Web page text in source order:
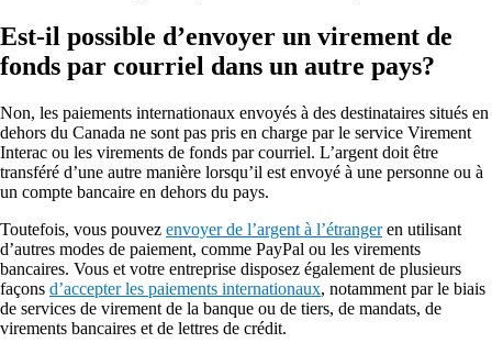
Est-il possible d’envoyer un virement de
fonds par courriel dans un autre pays?
Non, les paiements internationaux envoyés à des destinataires situés en
dehors du Canada ne sont pas pris en charge par le service Virement
Interac ou les virements de fonds par courriel. L’argent doit être
transféré d’une autre manière lorsqu’il est envoyé à une personne ou à
un compte bancaire en dehors du pays.
Toutefois, vous pouvez envoyer de l’argent à l’étrangeren utilisant
d’autres modes de paiement, comme PayPal ou les virements
bancaires. Vous et votre entreprise disposez également de plusieurs
façons d’accepter les paiements internationaux, notamment par le biais
de services de virement de la banque ou de tiers, de mandats, de
virements bancaires et de lettres de crédit.